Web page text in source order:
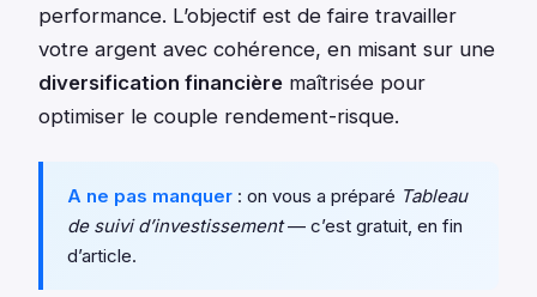
performance. L’objectif est de faire travailler
votre argent avec cohérence, en misant sur une
diversification financière maîtrisée pour
optimiser le couple rendement-risque.
A ne pas manquer : on vous a préparé Tableau
de suivi d’investissement— c’est gratuit, en fin
d’article.